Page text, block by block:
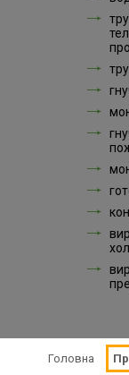
Головна